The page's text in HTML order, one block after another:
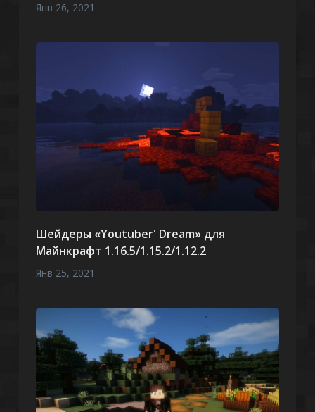
Янв 26, 2021
Шейдеры «Youtuber' Dream» для
Майнкрафт 1.16.5/1.15.2/1.12.2
Янв 25, 2021